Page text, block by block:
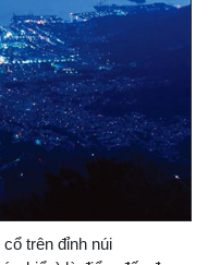
cổ trên đỉnh núi